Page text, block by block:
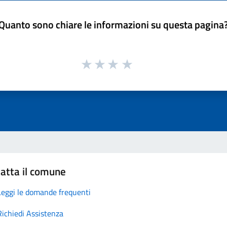
sono chiare le informazioni su questa
il comune
le domande frequenti
Assistenza